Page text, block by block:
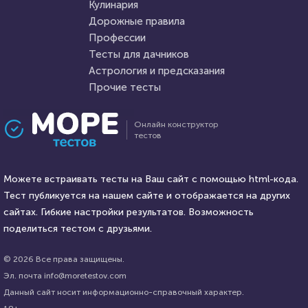
11 февраля 2022 6623
кулинарии: финская и
английская кухни. Что вам о
них известно?
AlexYasnovidov HTML - код
22 ноября 2021 6331
14 мая 2021
Проходили 1226 раз
Аниме подруга
Онлайн конструктор
тестов
Можете встраивать тесты на Ваш сайт с помощью html-кода.
Тест публикуется на нашем сайте и отображается на других
сайтах. Гибкие настройки результатов. Возможность
поделиться тестом с друзьями.
© 2026 Все права защищены.
Эл. почта info@moretestov.com
Данный сайт носит информационно-справочный характер.
Кулинария
Дорожные правила
Профессии
Тесты для дачников
Астрология и предсказания
Прочие тесты